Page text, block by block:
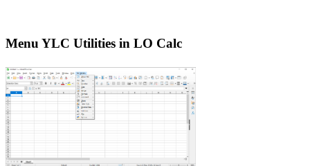
Menu YLC Utilities in LO Calc